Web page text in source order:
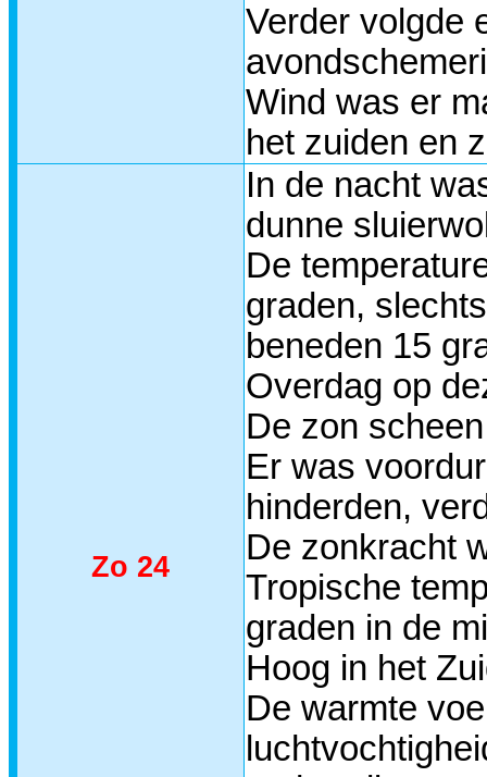
Verder volgde
Wind was er
het zuiden en
Zo 24
In de nacht
dunne
De
graden,
beneden 15
Overdag op
De zon
Er was
hinderden,
De zonkracht
Tropische
graden in de
Hoog in het
De warmte